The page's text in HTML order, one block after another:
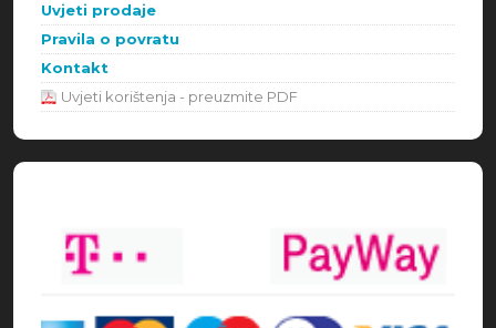
Uvjeti prodaje
Pravila o povratu
Kontakt
Uvjeti korištenja - preuzmite PDF